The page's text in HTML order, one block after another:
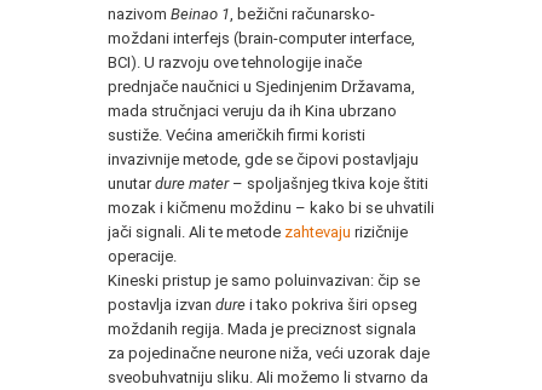
nazivom Beinao 1 , bežični računarsko-
moždani interfejs (brain-computer interface,
BCI). U razvoju ove tehnologije inače
prednjače naučnici u Sjedinjenim Državama,
mada stručnjaci veruju da ih Kina ubrzano
sustiže. Većina američkih firmi koristi
invazivnije metode, gde se čipovi postavljaju
unutardure mater– spoljašnjeg tkiva koje štiti
mozak i kičmenu moždinu – kako bi se uhvatili
jači signali. Ali te metode zahtevaju rizičnije
operacije.
Kineski pristup je samo poluinvazivan: čip se
postavlja izvan dure i tako pokriva širi opseg
moždanih regija. Mada je preciznost signala
za pojedinačne neurone niža, veći uzorak daje
sveobuhvatniju sliku. Ali možemo li stvarno da